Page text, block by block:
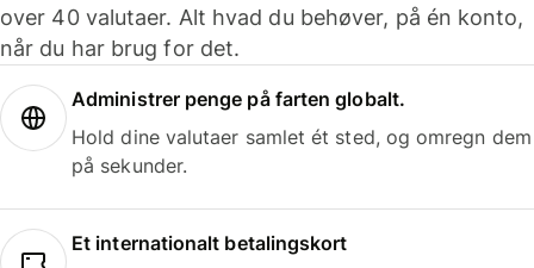
over 40 valutaer. Alt hvad du behøver, på én konto,
når du har brug for det.
Administrer penge på farten globalt.
Hold dine valutaer samlet ét sted, og omregn dem
på sekunder.
Et internationalt betalingskort